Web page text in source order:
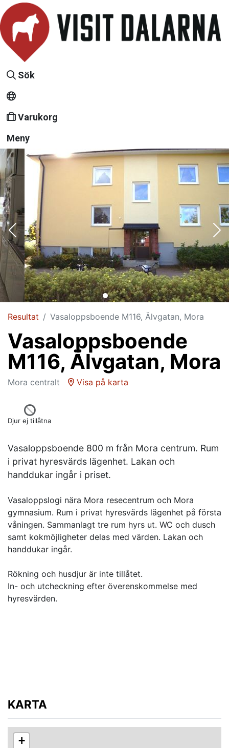
Sök
Varukorg
Meny
Resultat Vasaloppsboende M116, Älvgatan, Mora
Vasaloppsboende
M116, Älvgatan, Mora
Mora centralt Visa på karta
Djur ej tillåtna
Vasaloppsboende 800 m från Mora centrum. Rum
i privat hyresvärds lägenhet. Lakan och
handdukar ingår i priset.
Vasaloppslogi nära Mora resecentrum och Mora
gymnasium. Rum i privat hyresvärds lägenhet på första
våningen. Sammanlagt tre rum hyrs ut. WC och dusch
samt kokmöjligheter delas med värden. Lakan och
handdukar ingår.
Rökning och husdjur är inte tillåtet.
In- och utcheckning efter överenskommelse med
hyresvärden.
KARTA
+